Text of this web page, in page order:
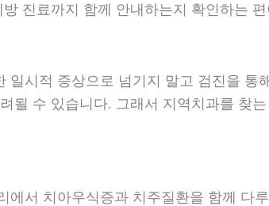
진료까지 함께 안내하는지 확인하는
시적 증상으로 넘기지 말고 검진을
될 수 있습니다. 그래서 지역치과를 찾
서 치아우식증과 치주질환을 함께 다